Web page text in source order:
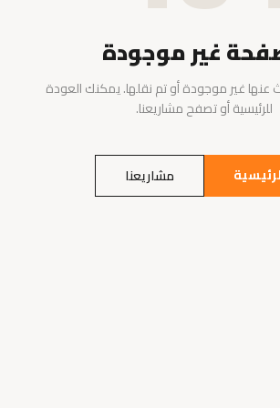
غير موجودة
عنها غير موجودة أو تم نقلها. يمكنك العودة
للرئيسية أو تصفح مشاريعنا.
مشاريعنا